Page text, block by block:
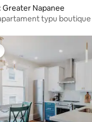
Greater Napanee
typu